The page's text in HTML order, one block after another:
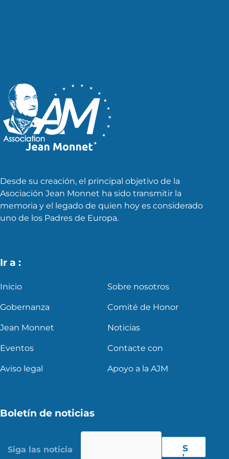
Desde su creación, el principal objetivo de la
Asociación Jean Monnet ha sido transmitir la
memoria y el legado de quien hoy es considerado
uno de los Padres de Europa.
Ir a :
Inicio Sobre nosotros
Gobernanza Comité de Honor
Jean Monnet Noticias
Eventos Contacte con
Aviso legal Apoyo a la AJM
Boletín de noticias
S
'